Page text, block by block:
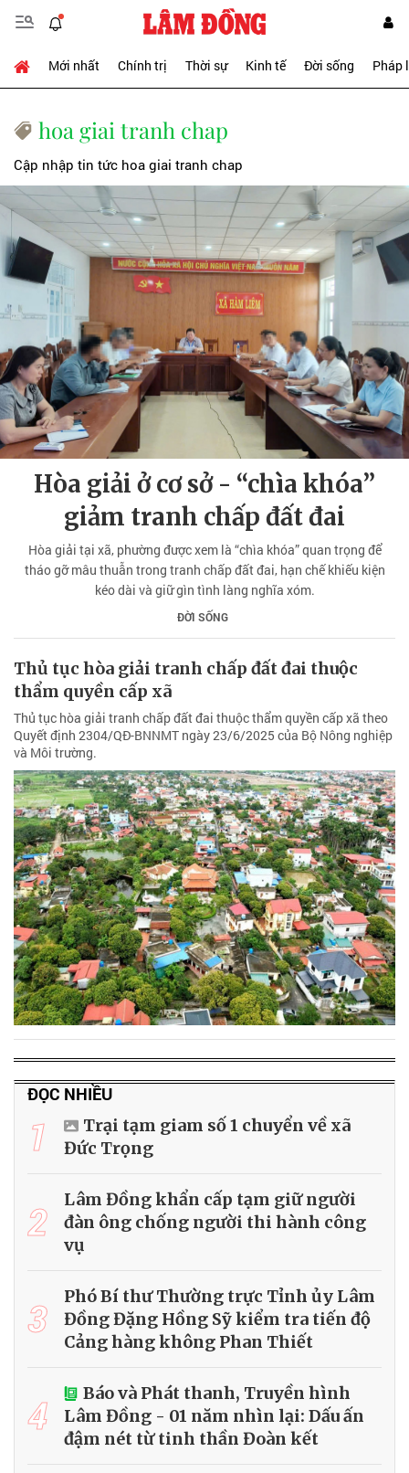
Mới nhất Chính trị Thời sự Kinh tế Đời sống Pháp
hoa giai tranh chap
Cập nhập tin tức hoa giai tranh chap
Hòa giải ở cơ sở - “chìa khóa”
giảm tranh chấp đất đai
Hòa giải tại xã, phường được xem là “chìa khóa” quan trọng để
tháo gỡ mâu thuẫn trong tranh chấp đất đai, hạn chế khiếu kiện
kéo dài và giữ gìn tình làng nghĩa xóm.
ĐỜI SỐNG
Thủ tục hòa giải tranh chấp đất đai thuộc
thẩm quyền cấp xã
Thủ tục hòa giải tranh chấp đất đai thuộc thẩm quyền cấp xã theo
Quyết định 2304/QĐ-BNNMT ngày 23/6/2025 của Bộ Nông nghiệp
và Môi trường.
ĐỌC NHIỀU
1
Trại tạm giam số 1 chuyển về xã
Đức Trọng
2
Lâm Đồng khẩn cấp tạm giữ người
đàn ông chống người thi hành công
vụ
3
Phó Bí thư Thường trực Tỉnh ủy Lâm
Đồng Đặng Hồng Sỹ kiểm tra tiến độ
Cảng hàng không Phan Thiết
4
Báo và Phát thanh, Truyền hình
Lâm Đồng - 01 năm nhìn lại: Dấu ấn
đậm nét từ tinh thần Đoàn kết